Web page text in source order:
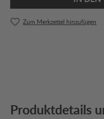
Zum Merkzettel hinzufügen
Produktdetails